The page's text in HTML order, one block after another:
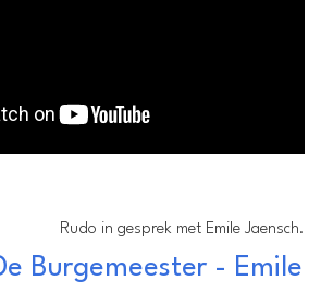
Rudo in gesprek met Emile Jaensch.
Burgemeester - Emile